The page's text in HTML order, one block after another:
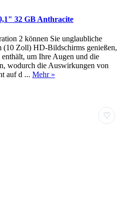
32 GB Anthracite
2 können Sie unglaubliche
(10 Zoll) HD-Bildschirms genießen,
um Ihre Augen und die
wodurch die Auswirkungen von
auf d ... Mehr »
♡